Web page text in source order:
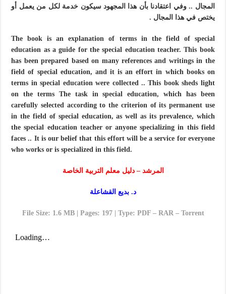
المجال .. وفي اعتقادنا بأن هذا المجهود سيكون خدمة لكل من يعمل أو
يختص في هذا المجال .
The book is an explanation of terms in the field of special
education as a guide for the special education teacher. This book
has been prepared based on many references and writings in the
field of special education, and it is an effort in which books on
terms in special education were collected .. This book sheds light
on the terms The task in special education, which has been
carefully selected according to the criterion of its permanent use
in the field of special education, as well as its prevalence, which
the special education teacher or anyone specializing in this field
faces .. It is our belief that this effort will be a service for everyone
who works or is specialized in this field.
المرشد – دليل معلم التربية الخاصة
د. بديع القشاعلة
File Size: 1.6 MB | Pages: 197 | Type: PDF – RAR – Torrent